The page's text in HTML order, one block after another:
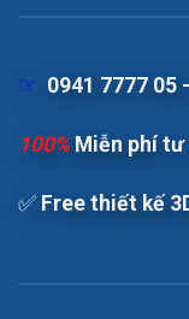
☞ 0941 7777 05
100% Miễn phí tư
✅Free t hiết kế